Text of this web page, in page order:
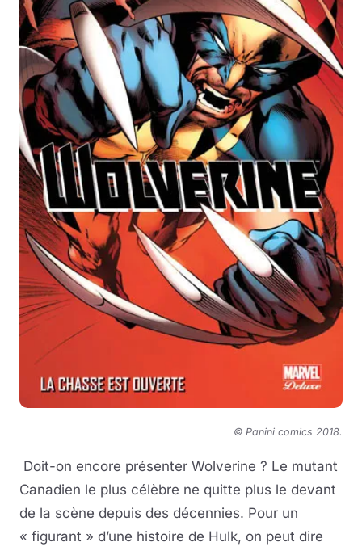
© Panini comics 2018.
Doit-on encore présenter Wolverine ? Le mutant
Canadien le plus célèbre ne quitte plus le devant
de la scène depuis des décennies. Pour un
« figurant » d’une histoire de Hulk, on peut dire